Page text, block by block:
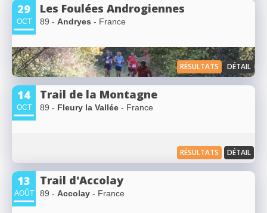
29
OCT
Les Foulées Androgiennes
89 - Andryes - France
RÉSULTATS DÉTAIL
14
OCT
Trail de la Montagne
89 - Fleury la Vallée - France
RÉSULTATS DÉTAIL
13
AOÛT
Trail d'Accolay
89 - Accolay - France